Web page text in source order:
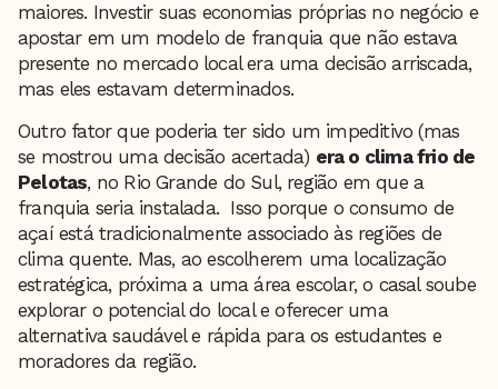
maiores. Investir suas economias próprias no negócio e
apostar em um modelo de franquia que não estava
presente no mercado local era uma decisão arriscada,
mas eles estavam determinados.
Outro fator que poderia ter sido um impeditivo (mas
se mostrou uma decisão acertada) era o clima frio de
Pelotas, no Rio Grande do Sul, região em que a
franquia seria instalada. Isso porque o consumo de
açaí está tradicionalmente associado às regiões de
clima quente. Mas, ao escolherem uma localização
estratégica, próxima a uma área escolar, o casal soube
explorar o potencial do local e oferecer uma
alternativa saudável e rápida para os estudantes e
moradores da região.